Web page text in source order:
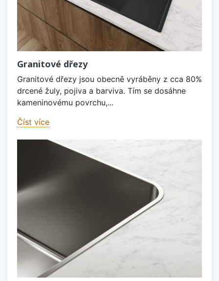
Granitové dřezy
Granitové dřezy jsou obecně vyráběny z cca 80%
drcené žuly, pojiva a barviva. Tím se dosáhne
kameninovému povrchu,...
Číst více